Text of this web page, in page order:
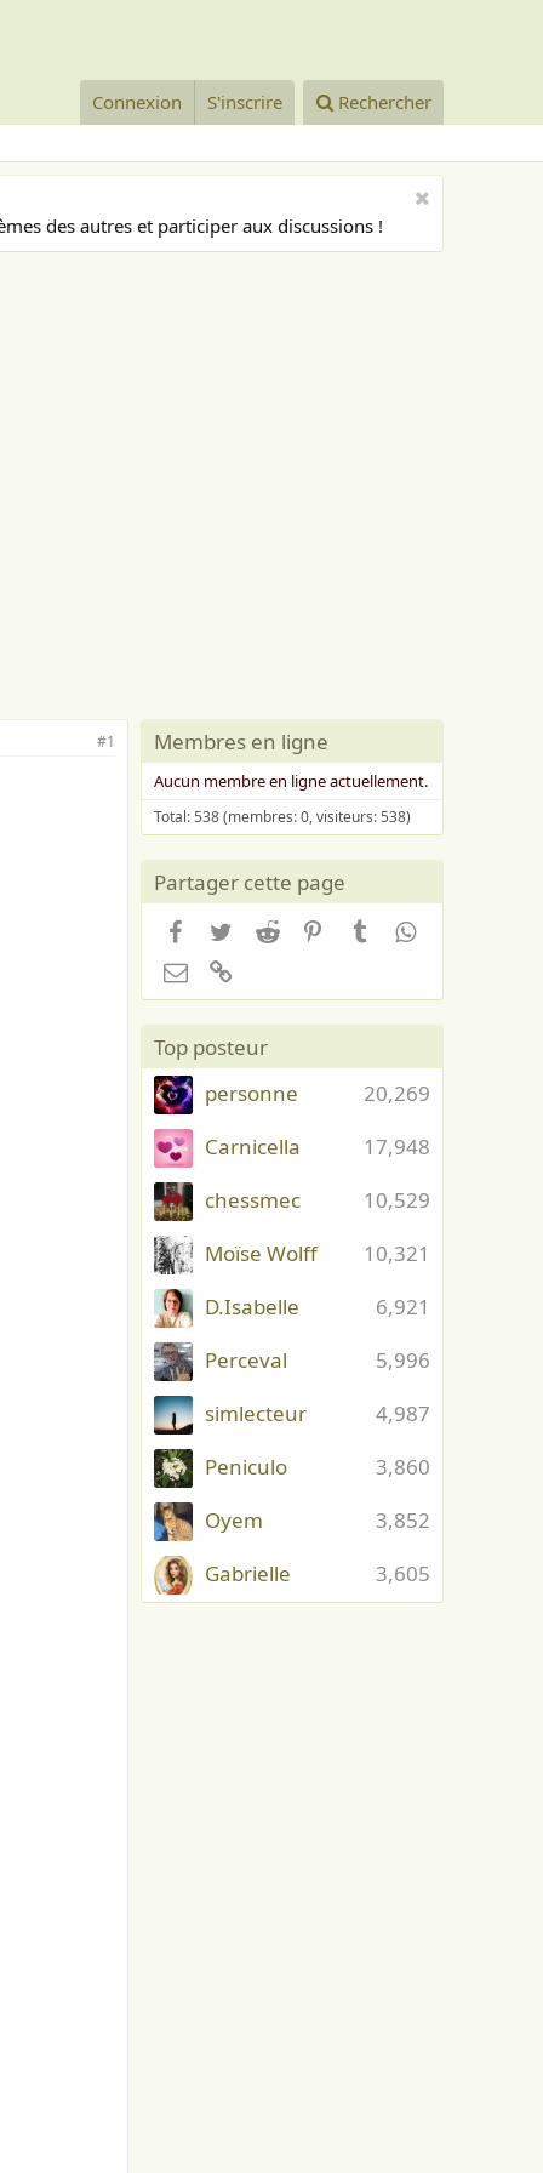
Connexion S'inscrire Rechercher
des autres et participer aux discussions !
#1 Membres en ligne
Aucun membre en ligne actuellement.
Total: 538 (membres: 0, visiteurs: 538)
Partager cette page
Facebook
TwitterReddit PinterestTumblrWhatsApp
Email
Top posteur
20,269
personne
17,948
Carnicella
10,529
chessmec
10,321
Moïse Wolff
6,921
D.Isabelle
5,996
Perceval
4,987
simlecteur
3,860
Peniculo
3,852
Oyem
3,605
Gabrielle